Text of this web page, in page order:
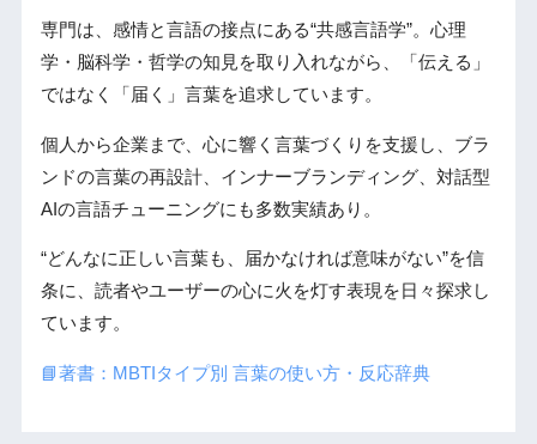
専門は、感情と言語の接点にある“共感言語学”。心理
学・脳科学・哲学の知見を取り入れながら、「伝える」
ではなく「届く」言葉を追求しています。
個人から企業まで、心に響く言葉づくりを支援し、ブラ
ンドの言葉の再設計、インナーブランディング、対話型
AIの言語チューニングにも多数実績あり。
“どんなに正しい言葉も、届かなければ意味がない”を信
条に、読者やユーザーの心に火を灯す表現を日々探求し
ています。
📘著書：MBTIタイプ別 言葉の使い方・反応辞典